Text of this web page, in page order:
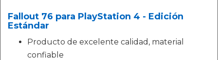
Fallout 76 para PlayStation 4 - Edición
Estándar
Producto de excelente calidad, material
confiable